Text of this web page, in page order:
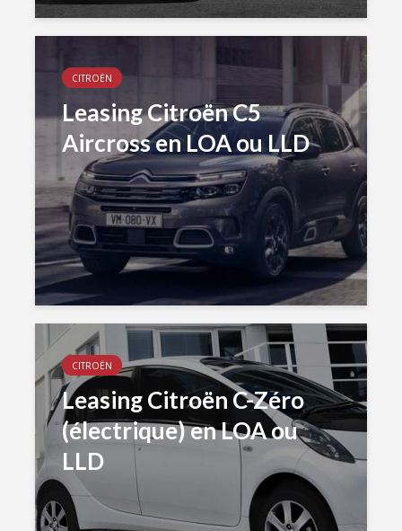
CITROËN
Leasing Citroën C5
Aircross en LOA ou LLD
CITROËN
Leasing Citroën C-Zéro
(électrique) en LOA ou
LLD